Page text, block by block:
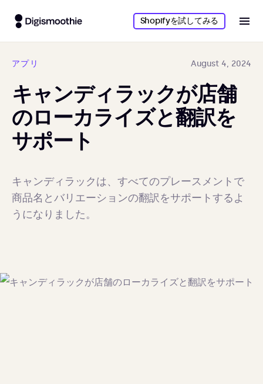
Shopifyを試してみる
アプリ August 4, 2024
キャンディラックが店舗
のローカライズと翻訳を
サポート
キャンディラックは、すべてのプレースメントで
商品名とバリエーションの翻訳をサポートするよ
うになりました。